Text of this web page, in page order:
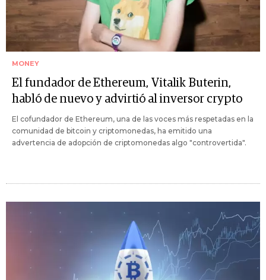
MONEY
El fundador de Ethereum, Vitalik Buterin,
habló de nuevo y advirtió al inversor crypto
El cofundador de Ethereum, una de las voces más respetadas en la
comunidad de bitcoin y criptomonedas, ha emitido una
advertencia de adopción de criptomonedas algo "controvertida".